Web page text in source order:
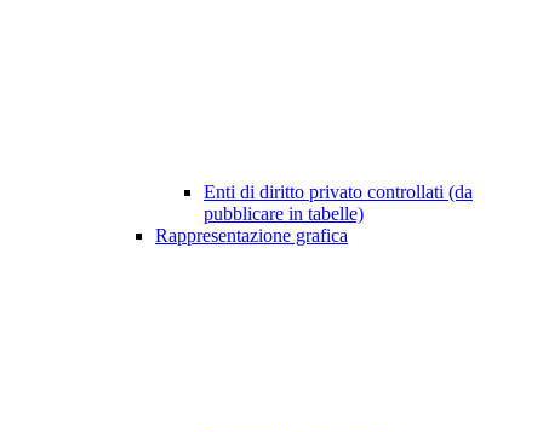
Enti di diritto privato controllati (da
pubblicare in tabelle)
Rappresentazione grafica